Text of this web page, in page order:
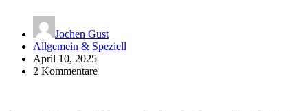
Jochen Gust
Allgemein & Speziell
April 10, 2025
2 Kommentare